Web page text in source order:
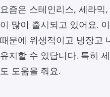
요즘은 스테인리스, 세라
이 많이 출시되고 있어요.
때문에 위생적이고 냉장고
유지할 수 있답니다. 특히
도 도움을 줘요.